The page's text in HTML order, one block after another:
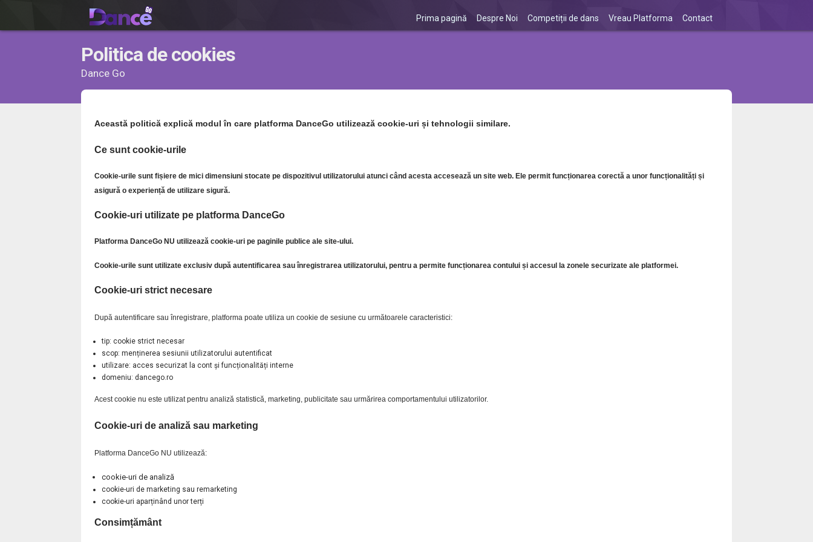
Prima pagină Despre Noi Competiții de dans Vreau Platforma Contact
Politica de cookies
Dance Go
Această politică explică modul în care platforma DanceGo utilizează cookie-uri și tehnologii similare.
Ce sunt cookie-urile
Cookie-urile sunt fișiere de mici dimensiuni stocate pe dispozitivul utilizatorului atunci când acesta accesează un site web. Ele permit funcționarea corectă a unor funcționalități și
asigură o experiență de utilizare sigură.
Cookie-uri utilizate pe platforma DanceGo
Platforma DanceGo NU utilizează cookie-uri pe paginile publice ale site-ului.
Cookie-urile sunt utilizate exclusiv după autentificarea sau înregistrarea utilizatorului, pentru a permite funcționarea contului și accesul la zonele securizate ale platformei.
Cookie-uri strict necesare
După autentificare sau înregistrare, platforma poate utiliza un cookie de sesiune cu următoarele caracteristici:
tip: cookie strict necesar
scop: menținerea sesiunii utilizatorului autentificat
utilizare: acces securizat la cont și funcționalități interne
domeniu: dancego.ro
Acest cookie nu este utilizat pentru analiză statistică, marketing, publicitate sau urmărirea comportamentului utilizatorilor.
Cookie-uri de analiză sau marketing
Platforma DanceGo NU utilizează:
cookie-uri de analiză
cookie-uri de marketing sau remarketing
cookie-uri aparținând unor terți
Consimțământ